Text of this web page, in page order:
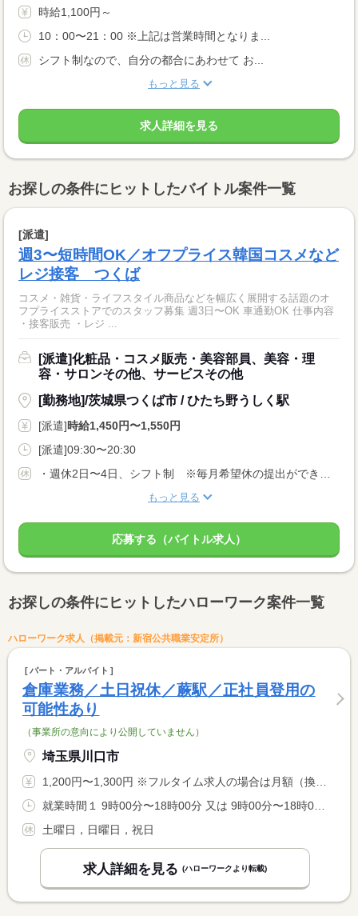
時給1,100円～
10：00〜21：00 ※上記は営業時間となりま...
シフト制なので、自分の都合にあわせて お...
もっと見る
求人詳細を見る
お探しの条件にヒットしたバイトル案件一覧
[派遣]
週3〜短時間OK／オフプライス韓国コスメなど
レジ接客 つくば
コスメ・雑貨・ライフスタイル商品などを幅広く展開する話題のオ
フプライスストアでのスタッフ募集 週3日〜OK 車通勤OK 仕事内容
・接客販売 ・レジ ...
[派遣]化粧品・コスメ販売・美容部員、美容・理
容・サロンその他、サービスその他
[勤務地]/茨城県つくば市 / ひたち野うしく駅
[派遣]時給1,450円〜1,550円
[派遣]09:30〜20:30
・週休2日〜4日、シフト制 ※毎月希望休の提出ができます
もっと見る
応募する（バイトル求人）
お探しの条件にヒットしたハローワーク案件一覧
ハローワーク求人（掲載元：新宿公共職業安定所）
パート・アルバイト
倉庫業務／土日祝休／蕨駅／正社員登用の
可能性あり
（事業所の意向により公開していません）
埼玉県川口市
1,200円〜1,300円 ※フルタイム求人の場合は月額（換算額）、パート求人の場合は時間額を表示しています。
就業時間１ 9時00分〜18時00分 又は 9時00分〜18時00分の時間の間の5時間以上 就業時間に関する特記事項 （１）が基本 時間については相談可
土曜日，日曜日，祝日
求人詳細を見る (ハローワークより転載)